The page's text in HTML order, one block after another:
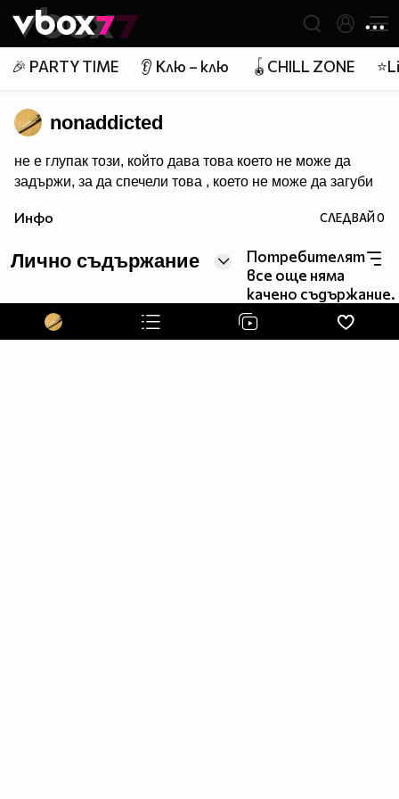
👾
🎉 PARTY TIME 👂 Клю – клю 🪀CHILL ZONE
nonaddicted
не е глупак този, който дава това което не може да
задържи, за да спечели това , което не може да загуби
Инфо СЛЕДВАЙ0
Лично съдържание
Потребителят
все още няма
качено съдържание.